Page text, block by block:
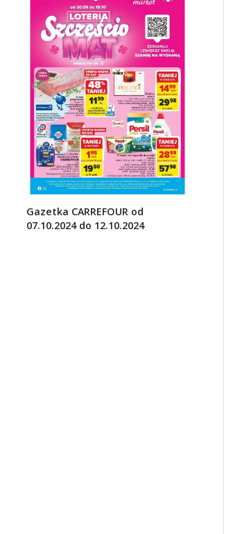
Gazetka CARREFOUR od
07.10.2024 do 12.10.2024